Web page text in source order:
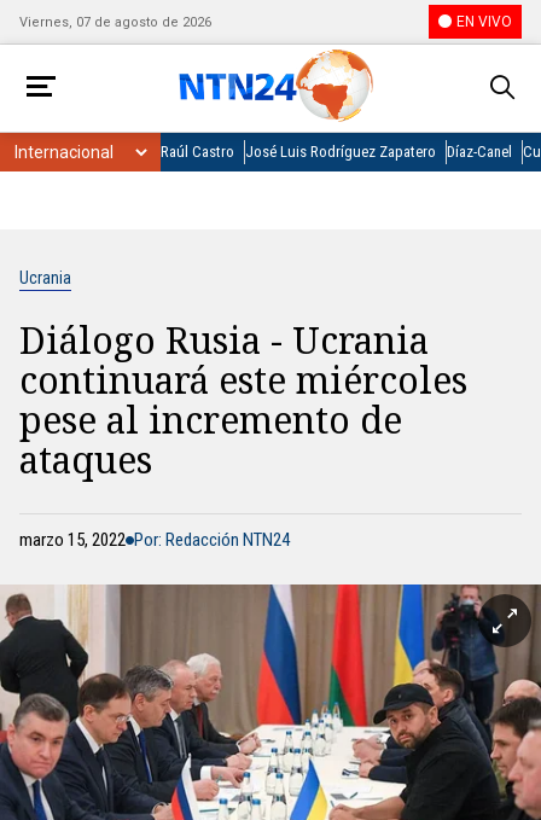
Viernes, 07 de agosto de 2026 EN VIVO
Raúl Castro José Luis Rodríguez Zapatero Díaz-Canel
Ucrania
Diálogo Rusia - Ucrania
continuará este miércoles
pese al incremento de
ataques
marzo 15, 2022 Por: Redacción NTN24